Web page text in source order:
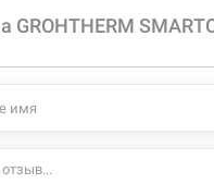
SmartBox
Характеристики и